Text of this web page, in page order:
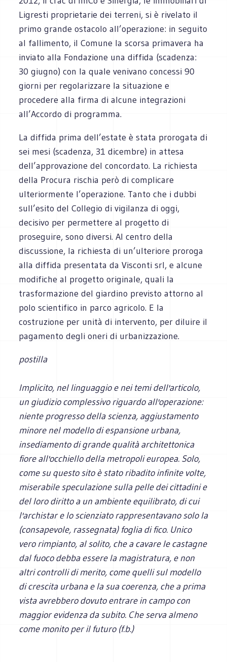
Ligresti proprietarie dei terreni, si è rivelato il
primo grande ostacolo all’operazione: in seguito
al fallimento, il Comune la scorsa primavera ha
inviato alla Fondazione una diffida (scadenza:
30 giugno) con la quale venivano concessi 90
giorni per regolarizzare la situazione e
procedere alla firma di alcune integrazioni
all’Accordo di programma.
La diffida prima dell’estate è stata prorogata di
sei mesi (scadenza, 31 dicembre) in attesa
dell’approvazione del concordato. La richiesta
della Procura rischia però di complicare
ulteriormente l’operazione. Tanto che i dubbi
sull’esito del Collegio di vigilanza di oggi,
decisivo per permettere al progetto di
proseguire, sono diversi. Al centro della
discussione, la richiesta di un’ulteriore proroga
alla diffida presentata da Visconti srl, e alcune
modifiche al progetto originale, quali la
trasformazione del giardino previsto attorno al
polo scientifico in parco agricolo. E la
costruzione per unità di intervento, per diluire il
pagamento degli oneri di urbanizzazione.
postilla
Implicito, nel linguaggio e nei temi dell'articolo,
un giudizio complessivo riguardo all'operazione:
niente progresso della scienza, aggiustamento
minore nel modello di espansione urbana,
insediamento di grande qualità architettonica
fiore all'occhiello della metropoli europea. Solo,
come su questo sito è stato ribadito infinite volte,
miserabile speculazione sulla pelle dei cittadini e
del loro diritto a un ambiente equilibrato, di cui
l'archistar e lo scienziato rappresentavano solo la
(consapevole, rassegnata) foglia di fico. Unico
vero rimpianto, al solito, che a cavare le castagne
dal fuoco debba essere la magistratura, e non
altri controlli di merito, come quelli sul modello
di crescita urbana e la sua coerenza, che a prima
vista avrebbero dovuto entrare in campo con
maggior evidenza da subito. Che serva almeno
come monito per il futuro (f.b.)